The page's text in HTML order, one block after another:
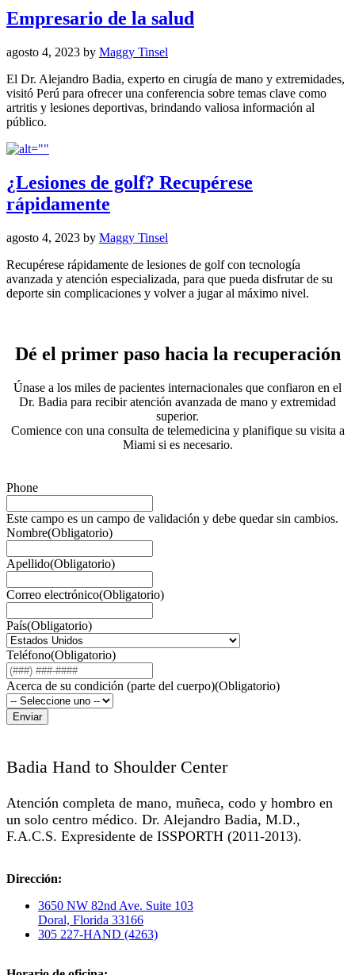
Empresario de la salud
agosto 4, 2023 by Maggy Tinsel
El Dr. Alejandro Badia, experto en cirugía de mano y extremidades,
visitó Perú para ofrecer una conferencia sobre temas clave como
artritis y lesiones deportivas, brindando valiosa información al
público.
¿Lesiones de golf? Recupérese
rápidamente
agosto 4, 2023 by Maggy Tinsel
Recupérese rápidamente de lesiones de golf con tecnología
avanzada y atención especializada, para que pueda disfrutar de su
deporte sin complicaciones y volver a jugar al máximo nivel.
Dé el primer paso hacia la recuperación
Únase a los miles de pacientes internacionales que confiaron en el
Dr. Badia para recibir atención avanzada de mano y extremidad
superior.
Comience con una consulta de telemedicina y planifique su visita a
Miami si es necesario.
Phone
Este campo es un campo de validación y debe quedar sin cambios.
Nombre(Obligatorio)
Apellido(Obligatorio)
Correo electrónico(Obligatorio)
País(Obligatorio)
Teléfono(Obligatorio)
Acerca de su condición (parte del cuerpo)(Obligatorio)
Badia Hand to Shoulder Center
Atención completa de mano, muñeca, codo y hombro en
un solo centro médico. Dr. Alejandro Badia, M.D.,
F.A.C.S. Expresidente de ISSPORTH (2011-2013).
Dirección:
3650 NW 82nd Ave. Suite 103
Doral, Florida 33166
305 227-HAND (4263)